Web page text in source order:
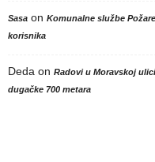
Sasa on Komunalne službe
korisnika
Deda on Radovi u Moravskoj
dugačke 700 metara